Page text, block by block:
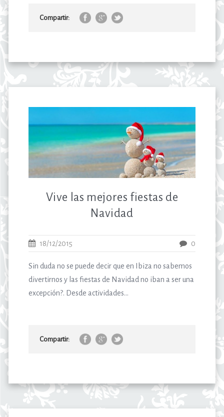
Compartir:
Vive las mejores fiestas de
Navidad
18/12/2015 0
Sin duda no se puede decir que en Ibiza no sabemos
divertirnos y las fiestas de Navidad no iban a ser una
excepción?. Desde actividades...
Compartir: